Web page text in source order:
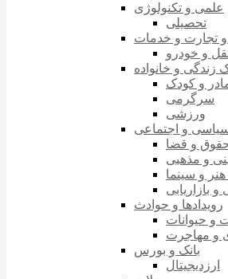
علمی و تکنولوژی
تحصیلی
تجارت و خدمات
و خودرو
زندگی و خانواده
و کودک
سرگرمی
ورزشی
و اجتماعی
و قضا
و مذهبی
و سینما
و بازاریابی
رویدادها و حوادث
و حیوانات
و مهاجرت
بانک و بورس
ارزدیجیتال